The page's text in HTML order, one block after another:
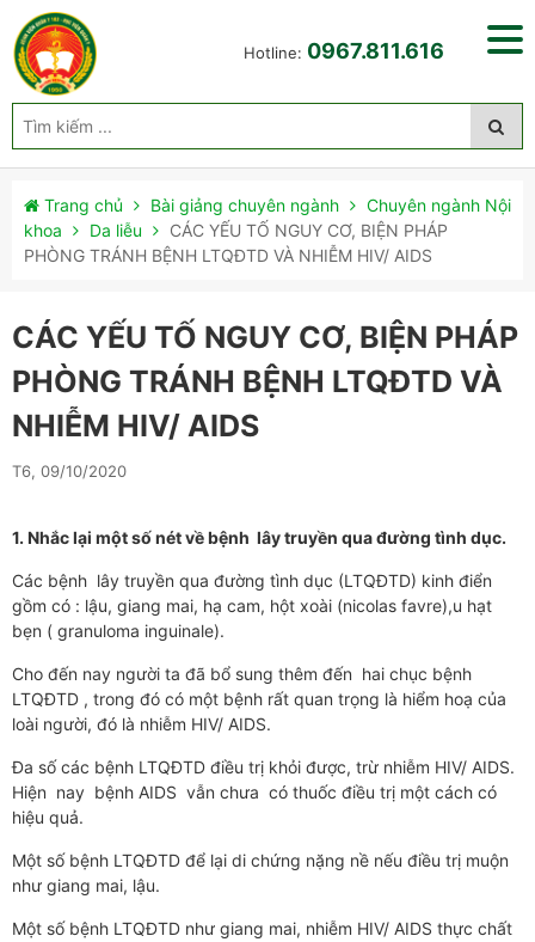
Hotline: 0967.811.616
Trang chủ Bài giảng chuyên ngành
Chuyên ngành Nội
khoa
Da liễu
CÁC YẾU TỐ NGUY CƠ, BIỆN PHÁP
PHÒNG TRÁNH BỆNH LTQĐTD VÀ NHIỄM HIV/ AIDS
CÁC YẾU TỐ NGUY CƠ, BIỆN PHÁP
PHÒNG TRÁNH BỆNH LTQĐTD VÀ
NHIỄM HIV/ AIDS
T6, 09/10/2020
1. Nhắc lại một số nét về bệnh lây truyền qua đư­ờng tình dục.
Các bệnh lây truyền qua đư­ờng tình dục (LTQĐTD) kinh điển
gồm có : lậu, giang mai, hạ cam, hột xoài (nicolas favre),u hạt
bẹn ( granuloma inguinale).
Cho đến nay người ta đã bổ sung thêm đến hai chục bệnh
LTQĐTD , trong đó có một bệnh rất quan trọng là hiểm hoạ của
loài ngư­ời, đó là nhiễm HIV/ AIDS.
Đa số các bệnh LTQĐTD điều trị khỏi đ­ược, trừ nhiễm HIV/ AIDS.
Hiện nay bệnh AIDS vẫn ch­ưa có thuốc điều trị một cách có
hiệu quả.
Một số bệnh LTQĐTD để lại di chứng nặng nề nếu điều trị muộn
như­ giang mai, lậu.
Một số bệnh LTQĐTD như­ giang mai, nhiễm HIV/ AIDS thực chất